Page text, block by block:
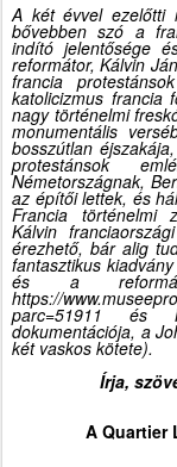
A két évvel ezelőtti
bővebben szó a
indító jelentősége
reformátor, Kálvin
francia
katolicizmus francia
nagy történelmi
monumentális
bosszútlan
protestánsok
Németországnak,
az építői lettek, és
Francia történelmi
Kálvin
érezhető, bár alig
fantasztikus
és a
https://
parc=51911 és
dokumentációja, a
két vaskos kötete).
Írja,
A Quartier